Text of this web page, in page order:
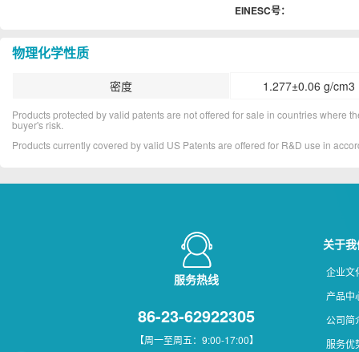
EINESC号：
物理化学性质
密度 1.277±0.06 g/cm3
Products protected by valid patents are not offered for sale in countries where
buyer's risk.
Products currently covered by valid US Patents are offered for R&D use in
服务热线
86-23-62922305
【周一至周五：9:00-17:00】
关于
企业文
产品中
公司简
服务优